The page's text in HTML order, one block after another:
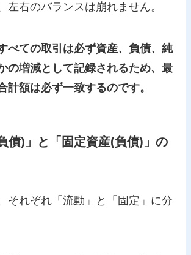
左右のバランスは崩れません。
べての取引は必ず資産、負債、純
の増減として記録されるため、最
計額は必ず一致するのです。
債)」と「固定資産(負債)」の
それぞれ「流動」と「固定」に分